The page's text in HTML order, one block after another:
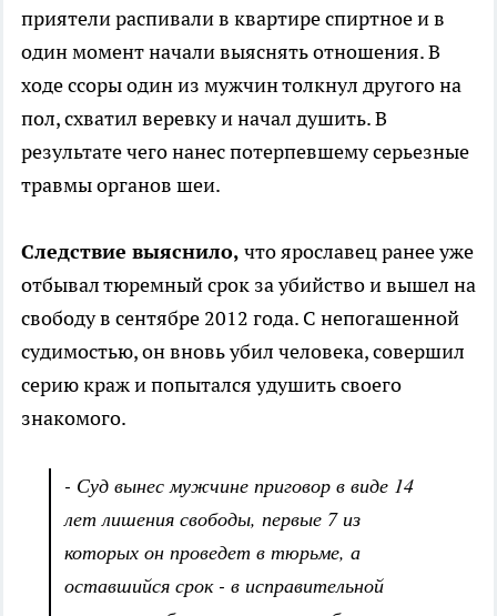
приятели распивали в квартире спиртное и в
один момент начали выяснять отношения. В
ходе ссоры один из мужчин толкнул другого на
пол, схватил веревку и начал душить. В
результате чего нанес потерпевшему серьезные
травмы органов шеи.
Следствие выяснило, что ярославец ранее уже
отбывал тюремный срок за убийство и вышел на
свободу в сентябре 2012 года. С непогашенной
судимостью, он вновь убил человека, совершил
серию краж и попытался удушить своего
знакомого.
- Суд вынес мужчине приговор в виде 14
лет лишения свободы, первые 7 из
которых он проведет в тюрьме, а
оставшийся срок - в исправительной